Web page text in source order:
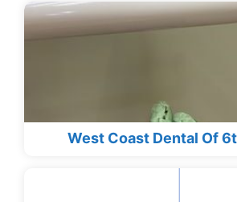
West Coast Dental Of